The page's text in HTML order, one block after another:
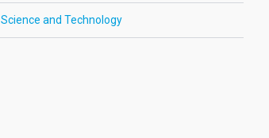
Science and Technology